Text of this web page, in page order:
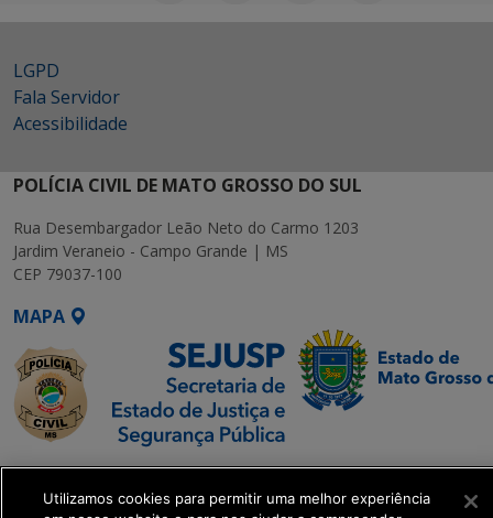
LGPD
Fala Servidor
Acessibilidade
POLÍCIA CIVIL DE MATO GROSSO DO SUL
Rua Desembargador Leão Neto do Carmo 1203
Jardim Veraneio - Campo Grande | MS
CEP 79037-100
MAPA
SETDIG | Secretaria-
Executiva de
Utilizamos cookies para permitir uma melhor experiência